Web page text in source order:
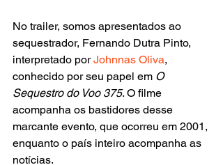
No trailer, somos apresentados ao
sequestrador, Fernando Dutra Pinto,
interpretado por Johnnas Oliva,
conhecido por seu papel em O
Sequestro do Voo 375. O filme
acompanha os bastidores desse
marcante evento, que ocorreu em 2001,
enquanto o país inteiro acompanha as
notícias.